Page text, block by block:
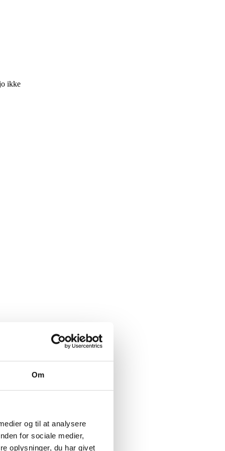
Om
og til at analysere
for sociale medier,
oplysninger, du har givet
ikke